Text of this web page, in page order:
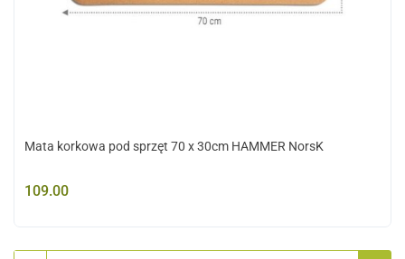
Mata korkowa pod sprzęt 70 x 30cm HAMMER NorsK
109.00